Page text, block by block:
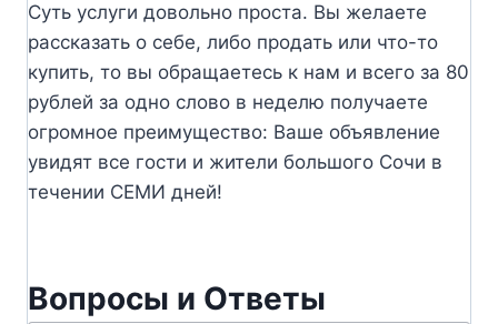
Суть услуги довольно проста. Вы желаете
рассказать о себе, либо продать или что-то
купить, то вы обращаетесь к нам и всего за 80
рублей за одно слово в неделю получаете
огромное преимущество: Ваше объявление
увидят все гости и жители большого Сочи в
течении СЕМИ дней!
Вопросы и Ответы